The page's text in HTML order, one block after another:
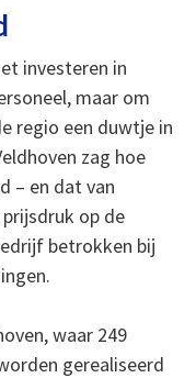
investeren in
maar om
regio een duwtje in
zag hoe
– en dat van
op de
betrokken bij
waar 249
gerealiseerd